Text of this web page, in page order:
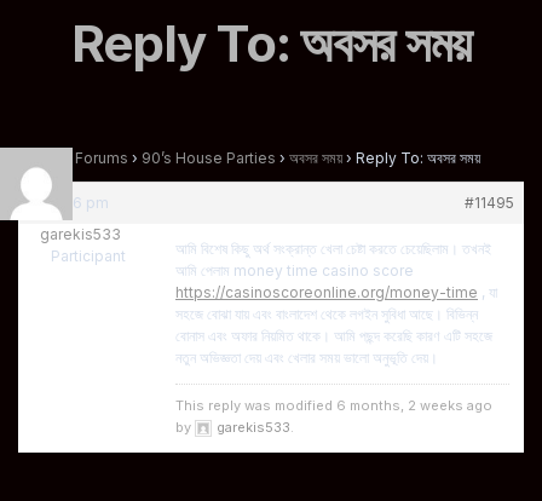
Reply To: অবসর সময়
Forums › 90’s House Parties › অবসর সময় › Reply To: অবসর সময়
at 10:56 pm
#11495
garekis533
Participant
আমি বিশেষ কিছু অর্থ সংক্রান্ত খেলা চেষ্টা করতে চেয়েছিলাম। তখনই
আমি পেলাম money time casino score
https://casinoscoreonline.org/money-time , যা
সহজে বোঝা যায় এবং বাংলাদেশ থেকে লগইন সুবিধা আছে। বিভিন্ন
বোনাস এবং অফার নিয়মিত থাকে। আমি পছন্দ করেছি কারণ এটি সহজে
নতুন অভিজ্ঞতা দেয় এবং খেলার সময় ভালো অনুভূতি দেয়।
This reply was modified 6 months, 2 weeks ago
by
garekis533.